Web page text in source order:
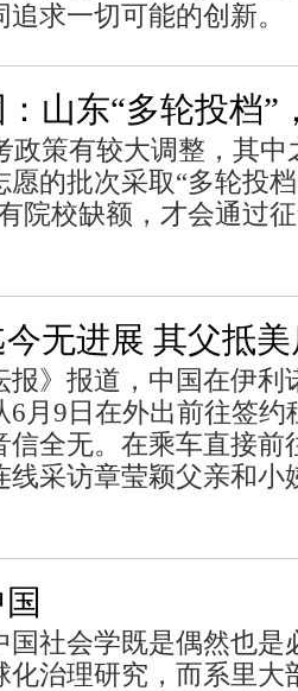
求一切可能的创新。
山东“多轮投档”
政策有较大调整，其
的批次采取“多轮投
院校缺额，才会通过
无进展 其父抵
报》报道，中国在伊利
6月9日在外出前往签约
信全无。在乘车直接前
线采访章莹颖父亲和小
国社会学既是偶然也是
化治理研究，而系里大